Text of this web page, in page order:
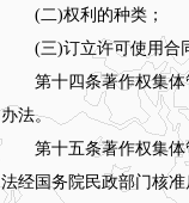
(二)权利的种类；
(三)订立许可使用合同
第十四条著作权集体
办法。
第十五条著作权集体管
法经国务院民政部门核